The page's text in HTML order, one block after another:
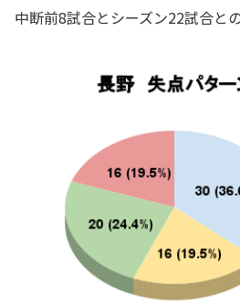
中断前8試合とシーズン22試合と